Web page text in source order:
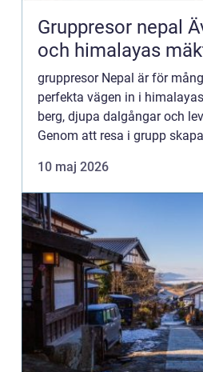
Gruppresor nepal Äventyr, kultur
och himalayas
gruppresor Nepal är för
perfekta vägen in i
berg, djupa dalgångar och
Genom att resa i grupp
att uppleva landets sta...
10 maj 2026